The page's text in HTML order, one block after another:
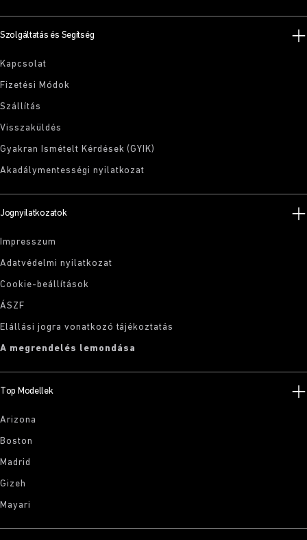
Szolgáltatás és Segítség
Kapcsolat
Fizetési Módok
Szállítás
Visszaküldés
Gyakran Ismételt Kérdések (GYIK)
Akadálymentességi nyilatkozat
Jognyilatkozatok
Impresszum
Adatvédelmi nyilatkozat
Cookie-beállítások
ÁSZF
Elállási jogra vonatkozó tájékoztatás
A megrendelés lemondása
Top Modellek
Arizona
Boston
Madrid
Gizeh
Mayari